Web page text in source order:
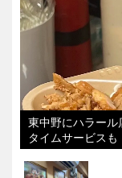
東中野にハラー
タイムサービスも